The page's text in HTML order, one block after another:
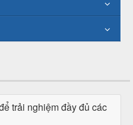
trải nghiệm đầy đủ các